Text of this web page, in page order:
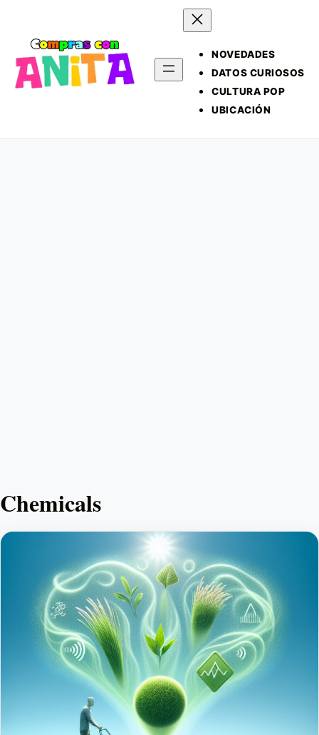
NOVEDADES
DATOS CURIOSOS
CULTURA POP
UBICACIÓN
Chemicals